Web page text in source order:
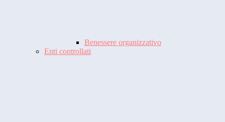
Benessere organizzativo
Enti controllati